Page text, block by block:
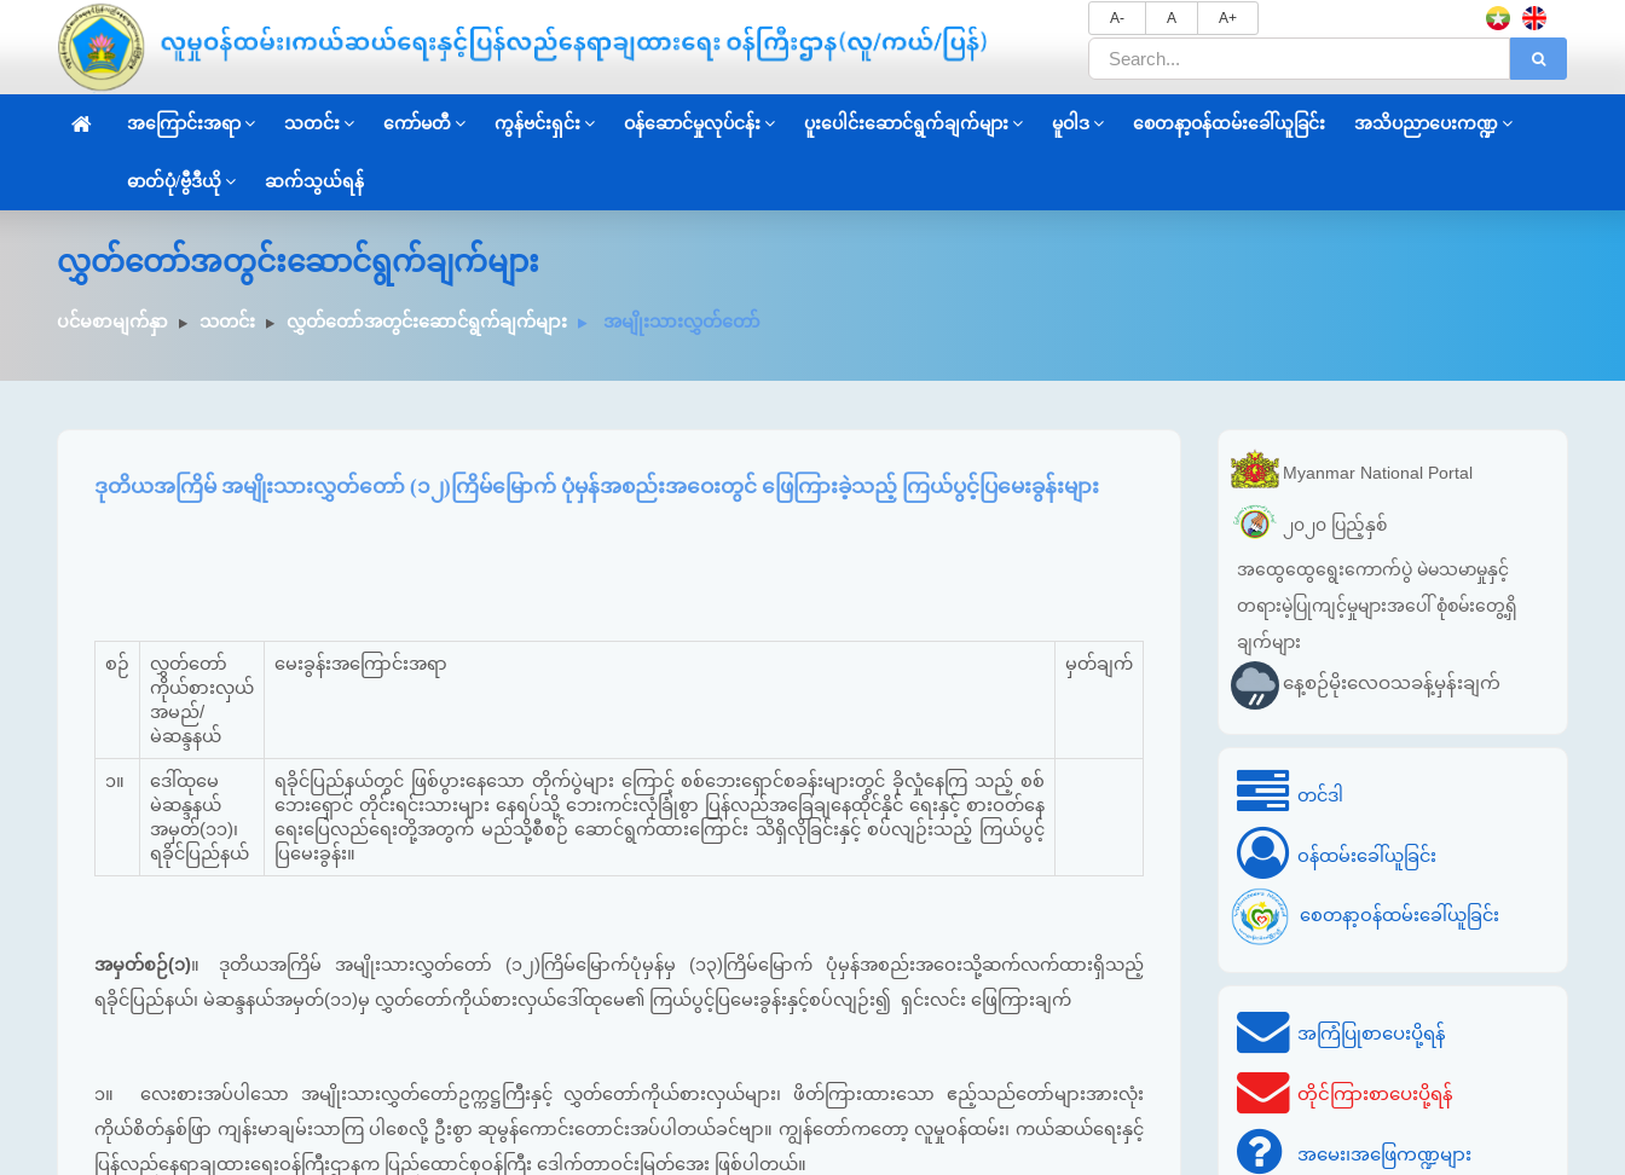
A- A A+
အကြောင်းအရာ သတင်း ကော်မတီ ကွန်ဗင်းရှင်း ဝန်ဆောင်မှုလုပ်ငန်း ပူးပေါင်းဆောင်ရွက်ချက်များ မူဝါဒ စေတနာ့ဝန်ထမ်းခေါ်ယူခြင်း အသိပညာပေးကဏ္ဍ
ဓာတ်ပုံ/ဗွီဒီယို ဆက်သွယ်ရန်
လွှတ်တော်အတွင်းဆောင်ရွက်ချက်များ
ပင်မစာမျက်နှာ သတင်း လွှတ်တော်အတွင်းဆောင်ရွက်ချက်များ အမျိုးသားလွှတ်တော်
ဒုတိယအကြိမ် အမျိုးသားလွှတ်တော် (၁၂)ကြိမ်မြောက် ပုံမှန်အစည်းအဝေးတွင် ဖြေကြားခဲ့သည့် ကြယ်ပွင့်ပြမေးခွန်းများ
စဉ်
လွှတ်တော်
ကိုယ်စားလှယ်
အမည်/
မဲဆန္ဒနယ်
မေးခွန်းအကြောင်းအရာ မှတ်ချက်
၁။
ဒေါ်ထုမေ
မဲဆန္ဒနယ်
အမှတ်(၁၁)၊
ရခိုင်ပြည်နယ်
ရခိုင်ပြည်နယ်တွင် ဖြစ်ပွားနေသော တိုက်ပွဲများ ကြောင့် စစ်ဘေးရှောင်စခန်းများတွင် ခိုလှုံနေကြ သည့် စစ်
ဘေးရှောင် တိုင်းရင်းသားများ နေရပ်သို့ ဘေးကင်းလုံခြုံစွာ ပြန်လည်အခြေချနေထိုင်နိုင် ရေးနှင့် စားဝတ်နေ
ရေးပြေလည်ရေးတို့အတွက် မည်သို့စီစဉ် ဆောင်ရွက်ထားကြောင်း သိရှိလိုခြင်းနှင့် စပ်လျဉ်းသည့် ကြယ်ပွင့်
ပြမေးခွန်း။
အမှတ်စဉ်(၁)။
ဒုတိယအကြိမ် အမျိုးသားလွှတ်တော် (၁၂)ကြိမ်မြောက်ပုံမှန်မှ (၁၃)ကြိမ်မြောက် ပုံမှန်အစည်းအဝေးသို့ဆက်လက်ထားရှိသည့်
ရခိုင်ပြည်နယ်၊ မဲဆန္ဒနယ်အမှတ်(၁၁)မှ လွှတ်တော်ကိုယ်စားလှယ်ဒေါ်ထုမေ၏ ကြယ်ပွင့်ပြမေးခွန်းနှင့်စပ်လျဉ်း၍ ရှင်းလင်း ဖြေကြားချက်
၁။
လေးစားအပ်ပါသော အမျိုးသားလွှတ်တော်ဥက္ကဋ္ဌကြီးနှင့် လွှတ်တော်ကိုယ်စားလှယ်များ၊ ဖိတ်ကြားထားသော ဧည့်သည်တော်များအားလုံး
ကိုယ်စိတ်နှစ်ဖြာ ကျန်းမာချမ်းသာကြ ပါစေလို့ ဦးစွာ ဆုမွန်ကောင်းတောင်းအပ်ပါတယ်ခင်ဗျာ။ ကျွန်တော်ကတော့ လူမှုဝန်ထမ်း၊ ကယ်ဆယ်ရေးနှင့်
ပြန်လည်နေရာချထားရေးဝန်ကြီးဌာနက ပြည်ထောင်စုဝန်ကြီး ဒေါက်တာဝင်းမြတ်အေး ဖြစ်ပါတယ်။
Myanmar National Portal
၂၀၂၀ ပြည့်နှစ်
အထွေထွေရွေးကောက်ပွဲ မဲမသမာမှုနှင့်
တရားမဲ့ပြုကျင့်မှုများအပေါ် စုံစမ်းတွေ့ရှိ
ချက်များ
နေ့စဉ်မိုးလေဝသခန့်မှန်းချက်
တင်ဒါ
ဝန်ထမ်းခေါ်ယူခြင်း
စေတနာ့ဝန်ထမ်းခေါ်ယူခြင်း
အကြံပြုစာပေးပို့ရန်
တိုင်ကြားစာပေးပို့ရန်
အမေး၊အဖြေကဏ္ဍများ